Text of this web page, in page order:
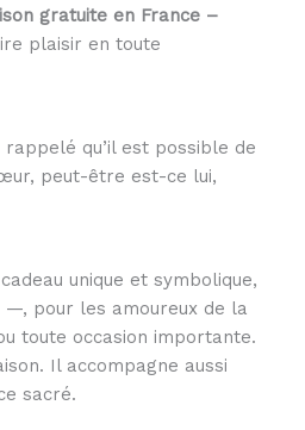
gratuite en France –
plaisir en toute
qu’il est possible de
peut-être est-ce lui,
unique et symbolique,
pour les amoureux de la
toute occasion importante.
Il accompagne aussi
sacré.